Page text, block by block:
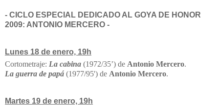
- CICLO ESPECIAL DEDICADO AL GOYA DE HONOR
2009: ANTONIO MERCERO -
Lunes 18 de enero, 19h
Cortometraje: La cabina (1972/35’) de Antonio Mercero.
La guerra de papá (1977/95') de Antonio Mercero.
Martes 19 de enero, 19h